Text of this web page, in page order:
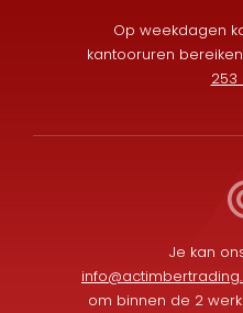
Op weekdagen
kantooruren
253
Je kan
om binnen de 2